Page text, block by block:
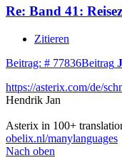
Re: Band 41:
Zitieren
Beitrag: # 77836Beitrag
https://asterix.com/de/
Hendrik Jan
Asterix in 100+
obelix.nl/manylanguages
Nach oben